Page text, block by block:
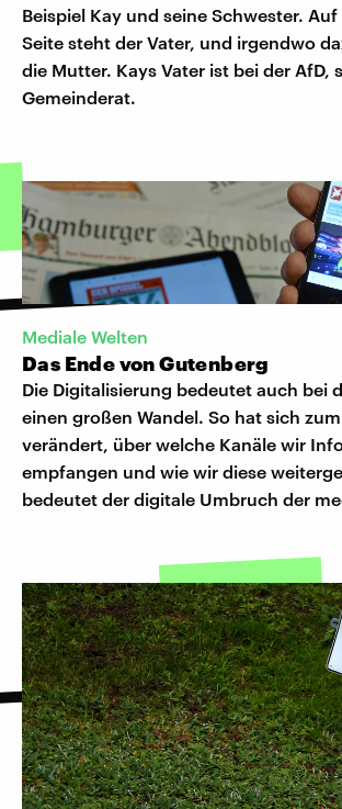
Beispiel Kay und seine Schwester.
Seite steht der Vater, und irgendwo
die Mutter. Kays Vater ist bei der AfD,
Gemeinderat.
Mediale Welten
Das Ende von Gutenberg
Die Digitalisierung bedeutet auch bei
einen großen Wandel. So hat sich
verändert, über welche Kanäle wir
empfangen und wie wir diese
bedeutet der digitale Umbruch der